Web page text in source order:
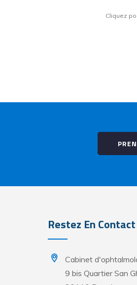
Cliquez
Restez En Contact
Cabinet
9 bis Quartier San